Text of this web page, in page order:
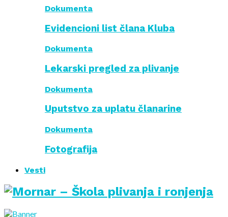
Dokumenta
Evidencioni list člana Kluba
Dokumenta
Lekarski pregled za plivanje
Dokumenta
Uputstvo za uplatu članarine
Dokumenta
Fotografija
Vesti